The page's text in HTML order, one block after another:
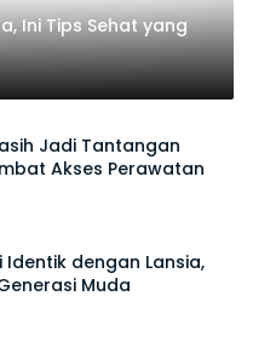
Ini Tips Sehat yang
Jadi Tantangan
Akses Perawatan
Identik dengan Lansia,
Muda